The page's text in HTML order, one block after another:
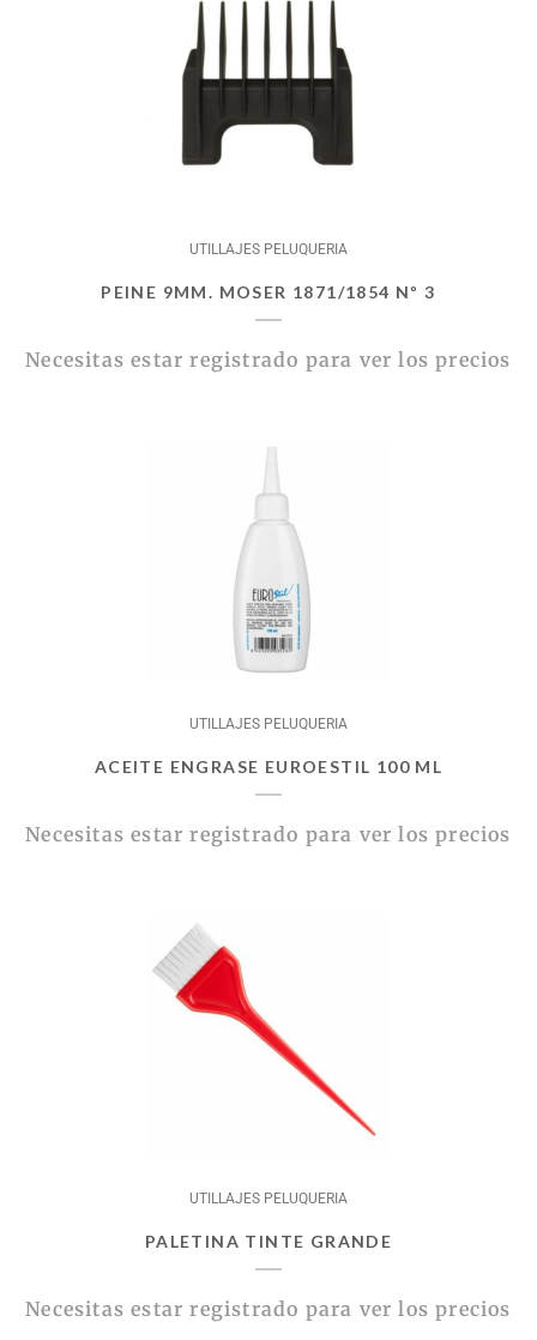
UTILLAJES PELUQUERIA
PEINE 9MM. MOSER 1871/1854 Nº 3
Necesitas estar registrado para ver los precios
UTILLAJES PELUQUERIA
ACEITE ENGRASE EUROESTIL 100 ML
Necesitas estar registrado para ver los precios
UTILLAJES PELUQUERIA
PALETINA TINTE GRANDE
Necesitas estar registrado para ver los precios